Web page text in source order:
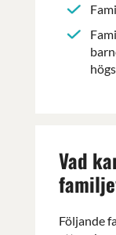
Vad
Följande